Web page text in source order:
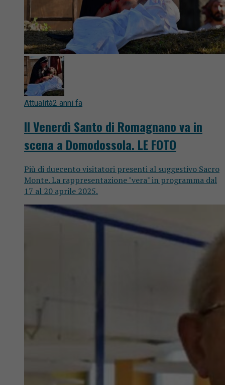
Attualità2 anni fa
Il Venerdì Santo di Romagnano va in
scena a Domodossola. LE FOTO
Più di duecento visitatori presenti al suggestivo Sacro
Monte. La rappresentazione "vera" in programma dal
17 al 20 aprile 2025.